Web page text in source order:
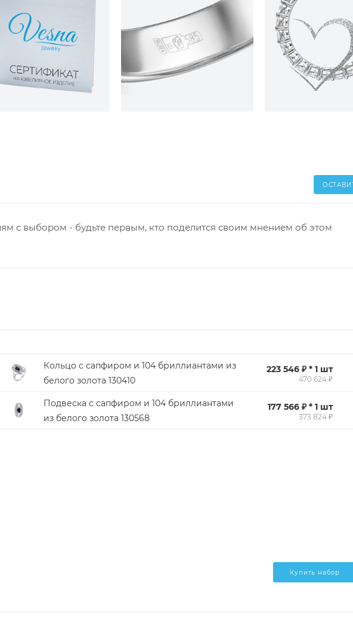
с выбором - будьте первым, кто поделится своим мнением об этом
Кольцо с сапфиром и 104 бриллиантами из
белого золота 130410
223 546 ₽ * 1 шт
470 624 ₽
Подвеска с сапфиром и 104 бриллиантами
из белого золота 130568
177 566 ₽ * 1 шт
373 824 ₽
Купить набор